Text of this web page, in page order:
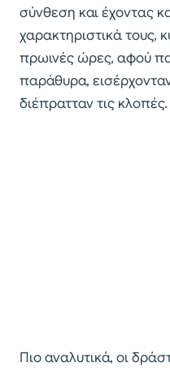
σύνθεση και έχοντας
χαρακτηριστικά τους,
πρωινές ώρες, αφού
παράθυρα,
διέπρατταν τις κλοπές.
Πιο αναλυτικά, οι